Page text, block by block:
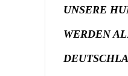
UNSERE
WERDEN